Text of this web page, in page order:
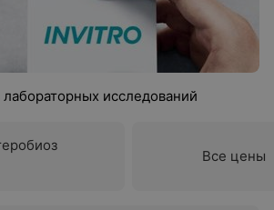
исследований
Все цены